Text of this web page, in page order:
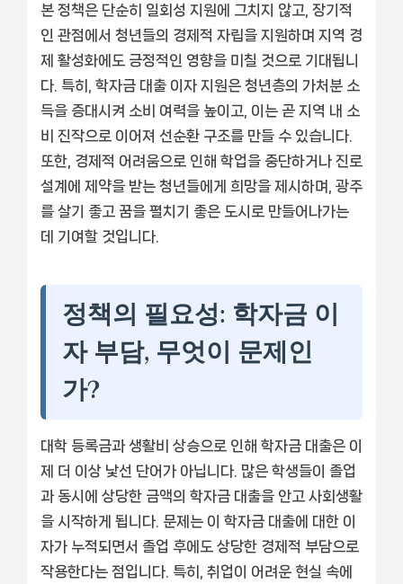
본 정책은 단순히 일회성 지원에 그치지 않고, 장기적
인 관점에서 청년들의 경제적 자립을 지원하며 지역 경
제 활성화에도 긍정적인 영향을 미칠 것으로 기대됩니
다. 특히, 학자금 대출 이자 지원은 청년층의 가처분 소
득을 증대시켜 소비 여력을 높이고, 이는 곧 지역 내 소
비 진작으로 이어져 선순환 구조를 만들 수 있습니다.
또한, 경제적 어려움으로 인해 학업을 중단하거나 진로
설계에 제약을 받는 청년들에게 희망을 제시하며, 광주
를 살기 좋고 꿈을 펼치기 좋은 도시로 만들어나가는
데 기여할 것입니다.
정책의 필요성: 학자금 이
자 부담, 무엇이 문제인
가?
대학 등록금과 생활비 상승으로 인해 학자금 대출은 이
제 더 이상 낯선 단어가 아닙니다. 많은 학생들이 졸업
과 동시에 상당한 금액의 학자금 대출을 안고 사회생활
을 시작하게 됩니다. 문제는 이 학자금 대출에 대한 이
자가 누적되면서 졸업 후에도 상당한 경제적 부담으로
작용한다는 점입니다. 특히, 취업이 어려운 현실 속에